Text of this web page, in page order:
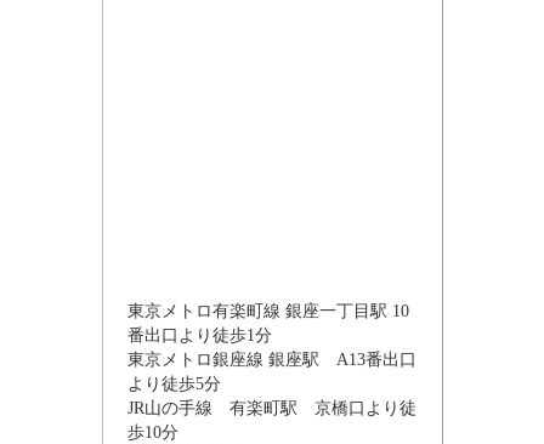
東京メトロ有楽町線 銀座一丁目駅 10
番出口より徒歩1分
東京メトロ銀座線 銀座駅 A13番出口
より徒歩5分
JR山の手線 有楽町駅 京橋口より徒
歩10分